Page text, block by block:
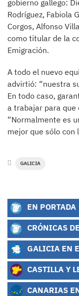
gobierno gallego:
Rodríguez, Fabiola
Corgos, Alfonso
como titular de la
Emigración.
A todo el nuevo
advirtió: “nuestra
En todo caso,
a trabajar para que
“Normalmente es
mejor que sólo con
GALICIA
EN PORTADA
CRÓNICAS
GALICIA EN
CASTILLA Y
CANARIAS